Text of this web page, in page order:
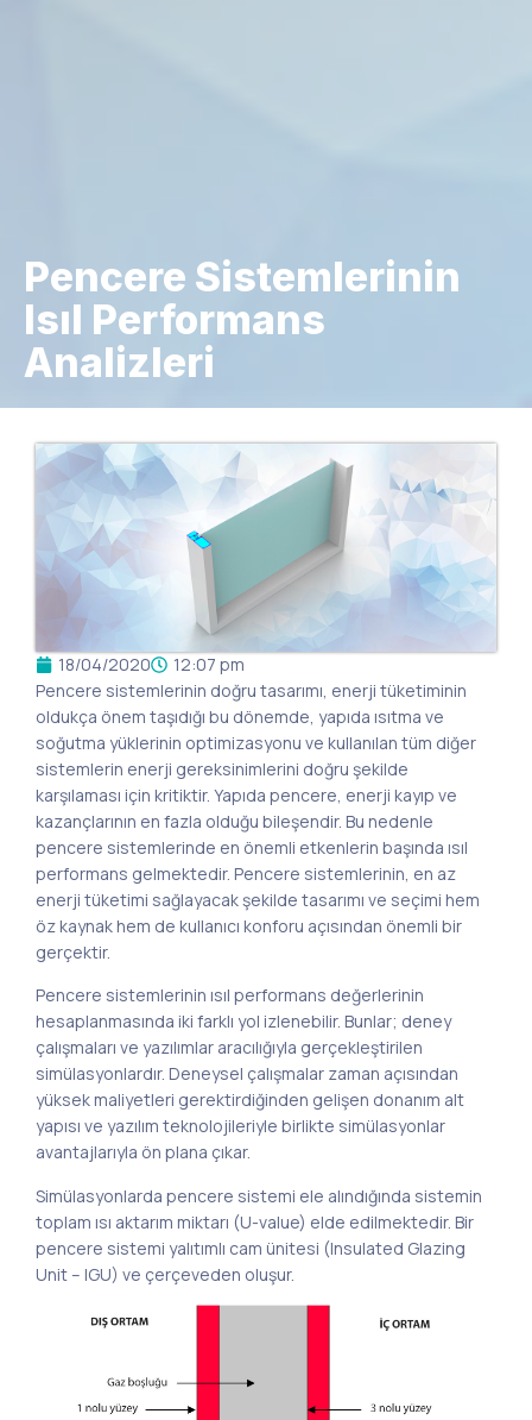
Pencere Sistemlerinin
Isıl Performans
Analizleri
18/04/2020
12:07 pm
Pencere sistemlerinin doğru tasarımı, enerji tüketiminin
oldukça önem taşıdığı bu dönemde, yapıda ısıtma ve
soğutma yüklerinin optimizasyonu ve kullanılan tüm diğer
sistemlerin enerji gereksinimlerini doğru şekilde
karşılaması için kritiktir. Yapıda pencere, enerji kayıp ve
kazançlarının en fazla olduğu bileşendir. Bu nedenle
pencere sistemlerinde en önemli etkenlerin başında ısıl
performans gelmektedir. Pencere sistemlerinin, en az
enerji tüketimi sağlayacak şekilde tasarımı ve seçimi hem
öz kaynak hem de kullanıcı konforu açısından önemli bir
gerçektir.
Pencere sistemlerinin ısıl performans değerlerinin
hesaplanmasında iki farklı yol izlenebilir. Bunlar; deney
çalışmaları ve yazılımlar aracılığıyla gerçekleştirilen
simülasyonlardır. Deneysel çalışmalar zaman açısından
yüksek maliyetleri gerektirdiğinden gelişen donanım alt
yapısı ve yazılım teknolojileriyle birlikte simülasyonlar
avantajlarıyla ön plana çıkar.
Simülasyonlarda pencere sistemi ele alındığında sistemin
toplam ısı aktarım miktarı (U-value) elde edilmektedir. Bir
pencere sistemi yalıtımlı cam ünitesi (Insulated Glazing
Unit – IGU) ve çerçeveden oluşur.